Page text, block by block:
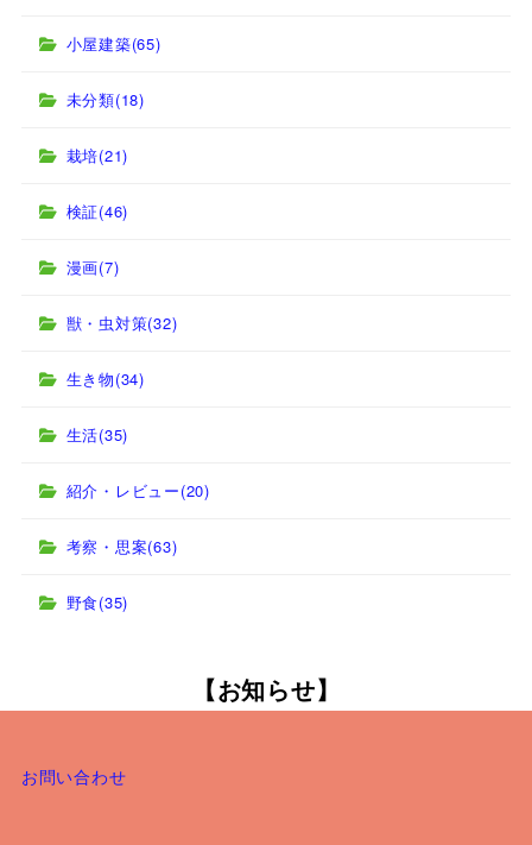
小屋建築(65)
未分類(18)
栽培(21)
検証(46)
漫画(7)
獣・虫対策(32)
生き物(34)
生活(35)
紹介・レビュー(20)
考察・思案(63)
野食(35)
【お知らせ】
お問い合わせ